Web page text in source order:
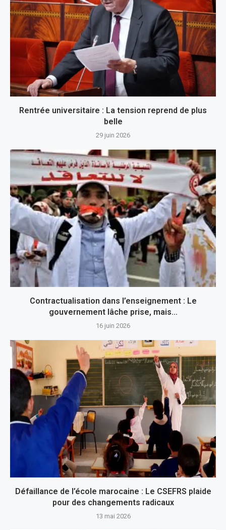
Rentrée universitaire : La tension reprend de plus
belle
29 juin 2026
Contractualisation dans l’enseignement : Le
gouvernement lâche prise, mais…
16 juin 2026
Défaillance de l’école marocaine : Le CSEFRS plaide
pour des changements radicaux
13 mai 2026